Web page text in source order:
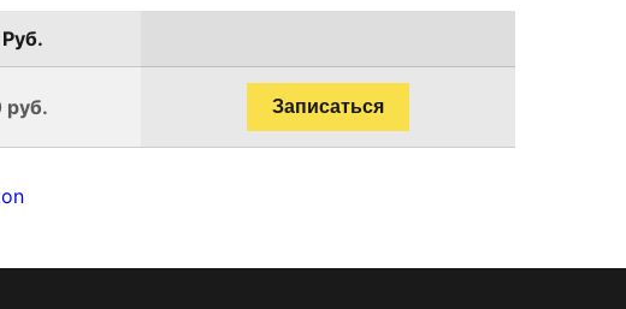
руб. Записаться